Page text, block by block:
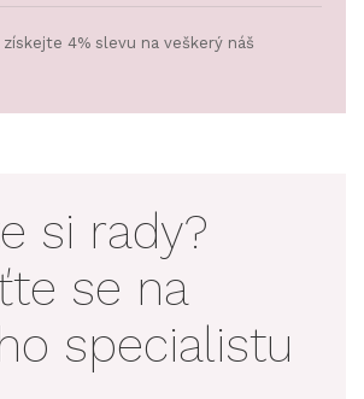
získejte 4% slevu na veškerý náš
si rady?
se na
specialistu